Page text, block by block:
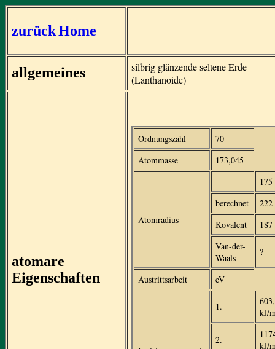
zurückHome
allgemeines
silbrig glänzende seltene Erde
(Lanthanoide)
atomare
Eigenschaften
Ordnungszahl
70
Atommasse
173,045
Atomradius
175
berechnet
222
Kovalent
187
Van-der-
Waals
?
Austrittsarbeit eV
1.
kJ/
2.
kJ/